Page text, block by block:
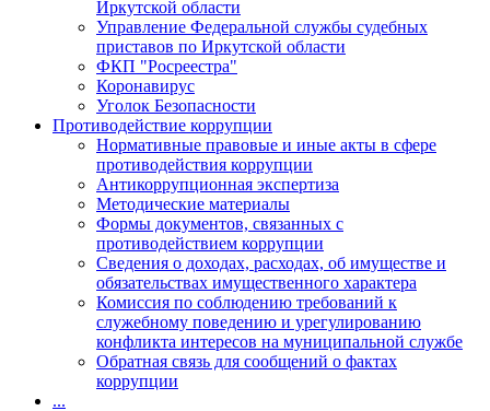
Иркутской области
Управление Федеральной службы судебных
приставов по Иркутской области
ФКП "Росреестра"
Коронавирус
Уголок Безопасности
Противодействие коррупции
Нормативные правовые и иные акты в сфере
противодействия коррупции
Антикоррупционная экспертиза
Методические материалы
Формы документов, связанных с
противодействием коррупции
Сведения о доходах, расходах, об имуществе и
обязательствах имущественного характера
Комиссия по соблюдению требований к
служебному поведению и урегулированию
конфликта интересов на муниципальной службе
Обратная связь для сообщений о фактах
коррупции
...